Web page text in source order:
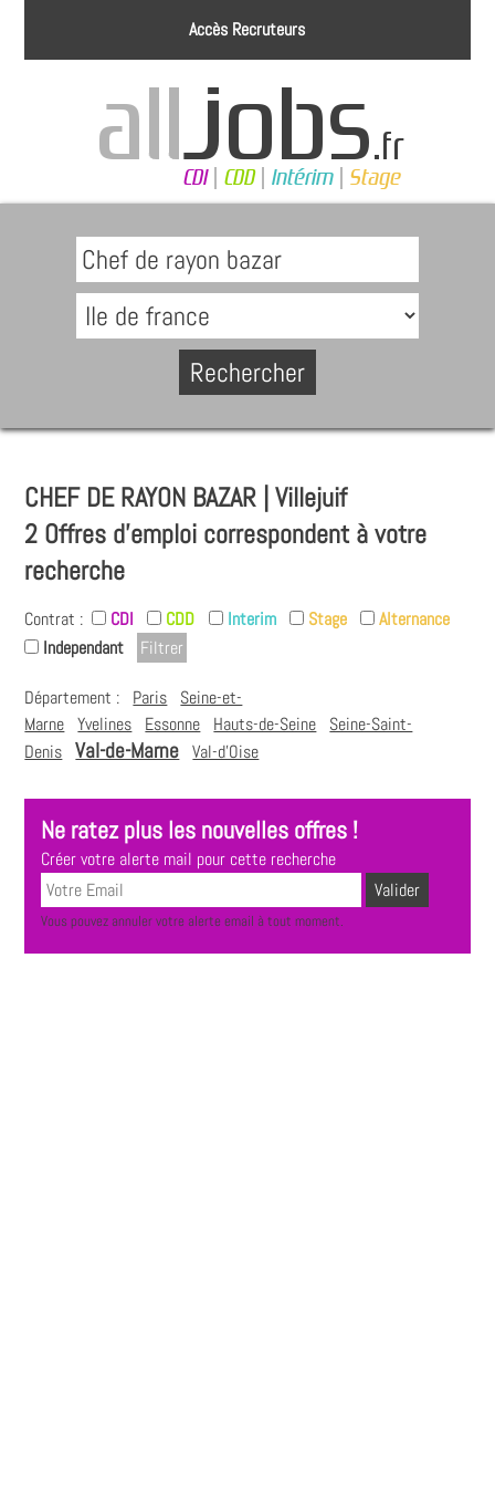
Accès Recruteurs
CHEF DE RAYON BAZAR | Villejuif
2 Offres d'emploi correspondent à votre
recherche
Contrat : CDI CDD Interim Stage
Alternance
Independant
Département : Paris
Seine-et-
Marne Yvelines Essonne Hauts-de-Seine
Seine-Saint-
Denis Val-de-Marne Val-d'Oise
Ne ratez plus les nouvelles offres !
Créer votre alerte mail pour cette recherche
Vous pouvez annuler votre alerte email à tout moment.